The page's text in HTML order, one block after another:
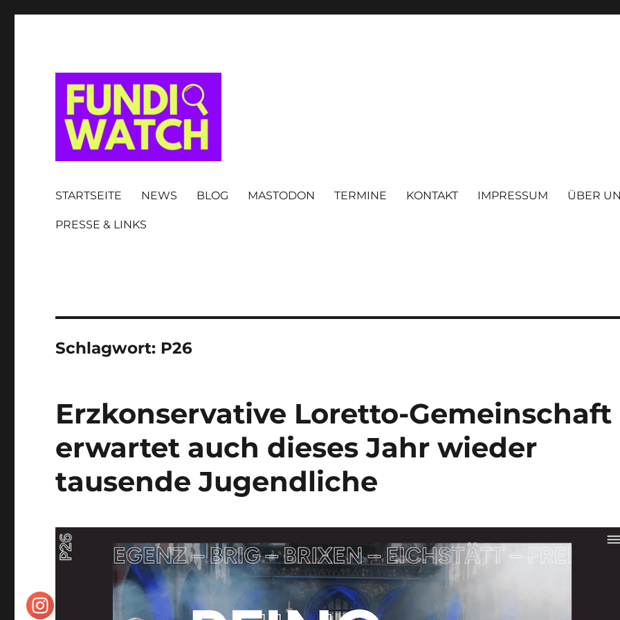
STARTSEITE NEWS BLOG MASTODON TERMINE KONTAKT IMPRESSUM ÜBER
PRESSE & LINKS
Schlagwort: P26
Erzkonservative Loretto-Gemeinschaft
erwartet auch dieses Jahr wieder
tausende Jugendliche